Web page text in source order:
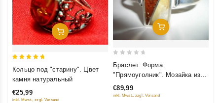
Добавить В Корзину
out of 5
Кольцо под "старину". Цвет
камня натуральный
€25,99
inkl. Mwst., zzgl. Versand
Добавить В Корзину
out
5
Браслет. Форма
"Прямоуголник". Мозайка из
янтаря
€89,99
inkl. Mwst., zzgl. Versand